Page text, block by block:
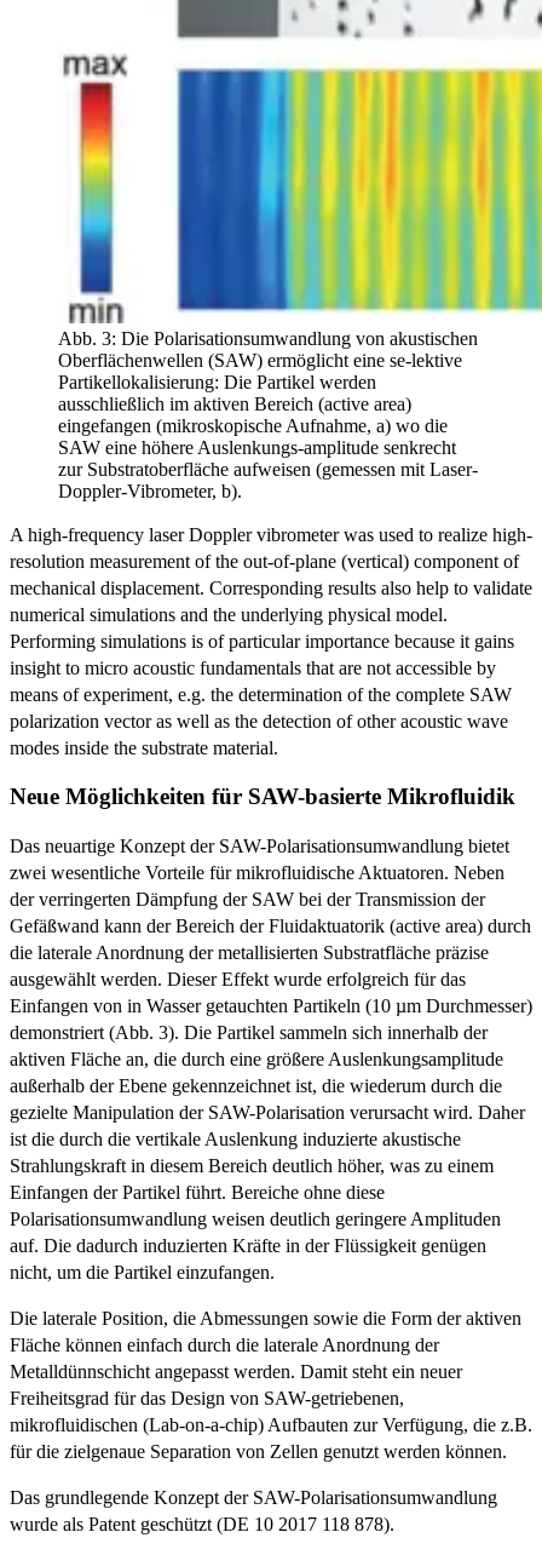
Abb. 3: Die Polarisationsumwandlung von akustischen
Oberflächenwellen (SAW) ermöglicht eine se-lektive
Partikellokalisierung: Die Partikel werden
ausschließlich im aktiven Bereich (active area)
eingefangen (mikroskopische Aufnahme, a) wo die
SAW eine höhere Auslenkungs-amplitude senkrecht
zur Substratoberfläche aufweisen (gemessen mit Laser-
Doppler-Vibrometer, b).
A high-frequency laser Doppler vibrometer was used to realize high-
resolution measurement of the out-of-plane (vertical) component of
mechanical displacement. Corresponding results also help to validate
numerical simulations and the underlying physical model.
Performing simulations is of particular importance because it gains
insight to micro acoustic fundamentals that are not accessible by
means of experiment, e.g. the determination of the complete SAW
polarization vector as well as the detection of other acoustic wave
modes inside the substrate material.
Neue Möglichkeiten für SAW-basierte Mikrofluidik
Das neuartige Konzept der SAW-Polarisationsumwandlung bietet
zwei wesentliche Vorteile für mikrofluidische Aktuatoren. Neben
der verringerten Dämpfung der SAW bei der Transmission der
Gefäßwand kann der Bereich der Fluidaktuatorik (active area) durch
die laterale Anordnung der metallisierten Substratfläche präzise
ausgewählt werden. Dieser Effekt wurde erfolgreich für das
Einfangen von in Wasser getauchten Partikeln (10 µm Durchmesser)
demonstriert (Abb. 3). Die Partikel sammeln sich innerhalb der
aktiven Fläche an, die durch eine größere Auslenkungsamplitude
außerhalb der Ebene gekennzeichnet ist, die wiederum durch die
gezielte Manipulation der SAW-Polarisation verursacht wird. Daher
ist die durch die vertikale Auslenkung induzierte akustische
Strahlungskraft in diesem Bereich deutlich höher, was zu einem
Einfangen der Partikel führt. Bereiche ohne diese
Polarisationsumwandlung weisen deutlich geringere Amplituden
auf. Die dadurch induzierten Kräfte in der Flüssigkeit genügen
nicht, um die Partikel einzufangen.
Die laterale Position, die Abmessungen sowie die Form der aktiven
Fläche können einfach durch die laterale Anordnung der
Metalldünnschicht angepasst werden. Damit steht ein neuer
Freiheitsgrad für das Design von SAW-getriebenen,
mikrofluidischen (Lab-on-a-chip) Aufbauten zur Verfügung, die z.B.
für die zielgenaue Separation von Zellen genutzt werden können.
Das grundlegende Konzept der SAW-Polarisationsumwandlung
wurde als Patent geschützt (DE 10 2017 118 878).